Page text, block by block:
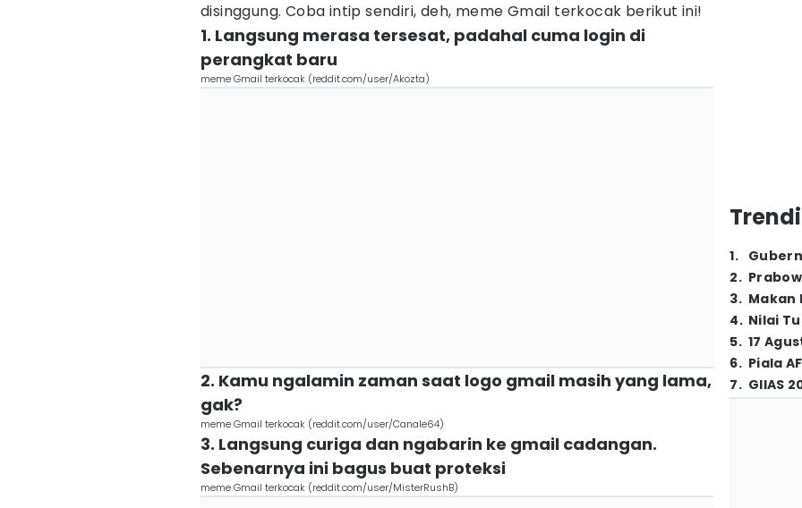
disinggung. Coba intip sendiri, deh, meme Gmail terkocak berikut ini!
1. Langsung merasa tersesat, padahal cuma login di
perangkat baru
meme Gmail terkocak (reddit.com/user/Akozta)
2. Kamu ngalamin zaman saat logo gmail masih yang lama,
gak?
meme Gmail terkocak (reddit.com/user/Canale64)
3. Langsung curiga dan ngabarin ke gmail cadangan.
Sebenarnya ini bagus buat proteksi
meme Gmail terkocak (reddit.com/user/MisterRushB)
1.
2.
3. Makan
4. Nilai
5. 17
6. Piala
7. GIIAS